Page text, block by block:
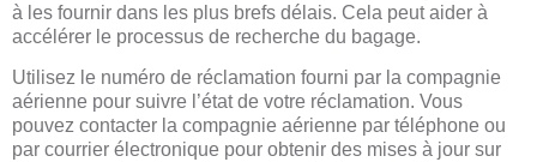
à les fournir dans les plus brefs délais. Cela peut aider à
accélérer le processus de recherche du bagage.
Utilisez le numéro de réclamation fourni par la compagnie
aérienne pour suivre l’état de votre réclamation. Vous
pouvez contacter la compagnie aérienne par téléphone ou
par courrier électronique pour obtenir des mises à jour sur